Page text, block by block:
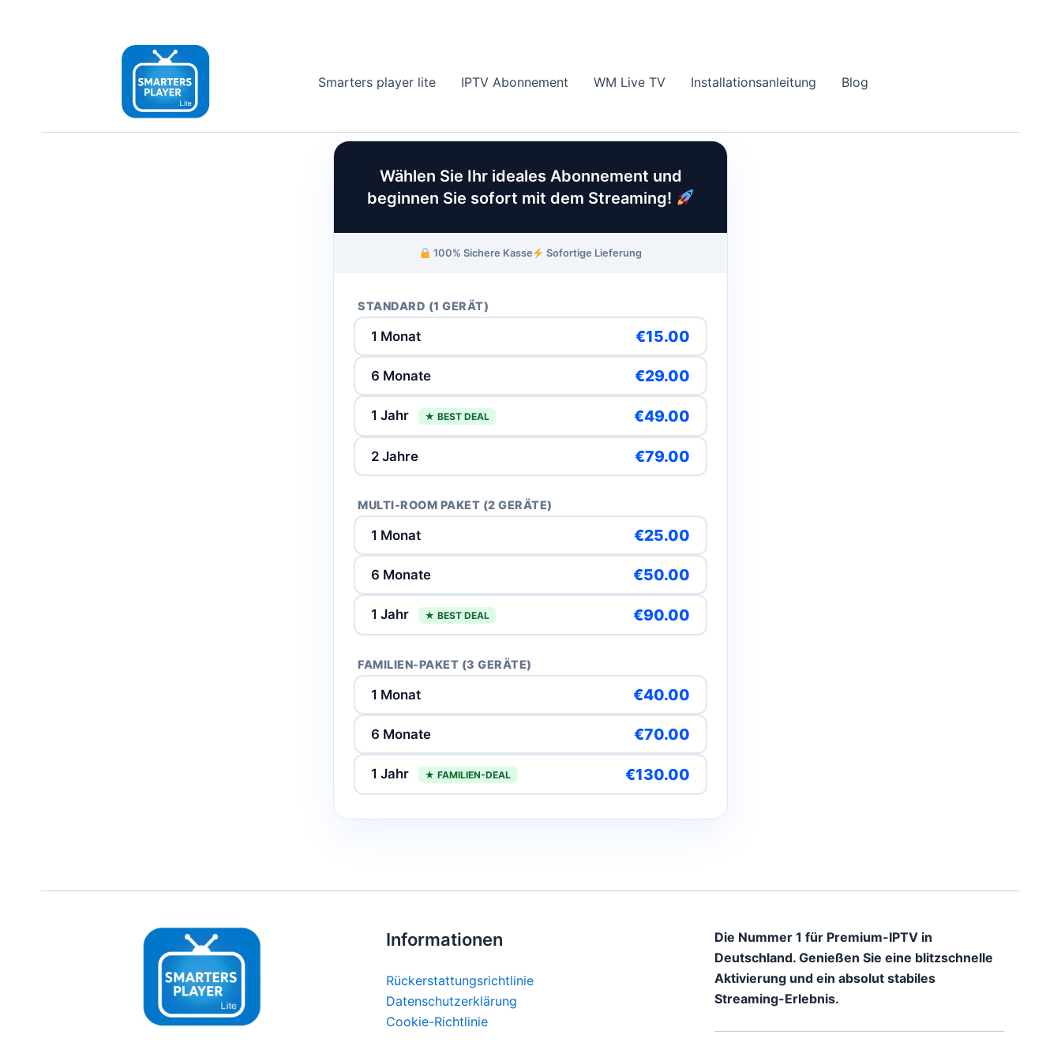
Smarters player lite
IPTV Abonnement WM Live TV Installationsanleitung Blog
Wählen Sie Ihr ideales Abonnement und
beginnen Sie sofort mit dem Streaming!
100% Sichere Kasse Sofortige Lieferung
STANDARD (1 GERÄT)
1 Monat €15.00
6 Monate €29.00
1 Jahr ★ BEST DEAL €49.00
2 Jahre €79.00
MULTI-ROOM PAKET (2 GERÄTE)
1 Monat €25.00
6 Monate €50.00
1 Jahr ★ BEST DEAL €90.00
FAMILIEN-PAKET (3 GERÄTE)
1 Monat €40.00
6 Monate €70.00
1 Jahr ★ FAMILIEN-DEAL €130.00
Informationen
Rückerstattungsrichtlinie
Datenschutzerklärung
Cookie-Richtlinie
Die Nummer 1 für Premium-IPTV in
Deutschland. Genießen Sie eine blitzschnelle
Aktivierung und ein absolut stabiles
Streaming-Erlebnis.